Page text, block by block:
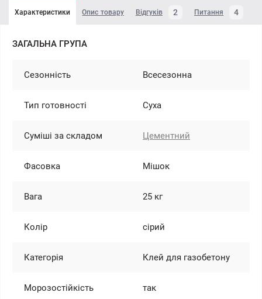
Характеристики Опис товару Відгуків 2 Питання 4
ЗАГАЛЬНА ГРУПА
Сезонність Всесезонна
Тип готовності Суха
Суміші за складом Цементний
Фасовка Мішок
Вага 25 кг
Колір сірий
Категорія Клей для газобетону
Морозостійкість так